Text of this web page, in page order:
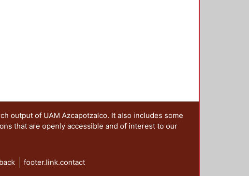
output of UAM Azcapotzalco. It also includes some
that are openly accessible and of interest to our
footer.link.contact